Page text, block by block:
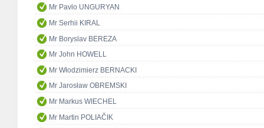
Mr Pavlo UNGURYAN
Mr Serhii KIRAL
Mr Boryslav BEREZA
Mr John HOWELL
Mr Włodzimierz BERNACKI
Mr Jarosław OBREMSKI
Mr Markus WIECHEL
Mr Martin POLIAČIK